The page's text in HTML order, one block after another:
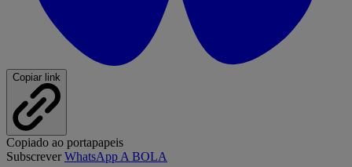
Copiar link
Copiado ao portapapeis
SubscreverWhatsApp A BOLA